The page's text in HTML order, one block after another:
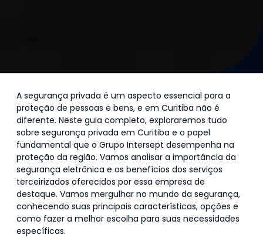
A segurança privada é um aspecto essencial para a
proteção de pessoas e bens, e em Curitiba não é
diferente. Neste guia completo, exploraremos tudo
sobre segurança privada em Curitiba e o papel
fundamental que o Grupo Intersept desempenha na
proteção da região. Vamos analisar a importância da
segurança eletrônica e os benefícios dos serviços
terceirizados oferecidos por essa empresa de
destaque. Vamos mergulhar no mundo da segurança,
conhecendo suas principais características, opções e
como fazer a melhor escolha para suas necessidades
específicas.